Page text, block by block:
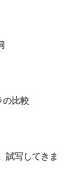
の比較
試写してきま